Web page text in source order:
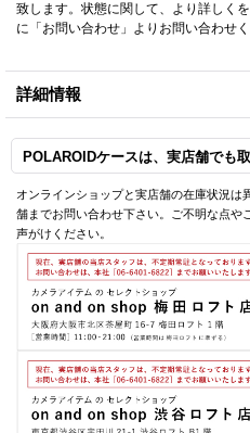
致します。状態に関して、より詳しく
に「お問い合わせ」よりお問い合わせく
詳細情報
POLAROIDケースは、実店舗でも
オンラインショップと実店舗の在庫状況
舗までお問い合わせ下さい。ご不明な点や
声がけください。